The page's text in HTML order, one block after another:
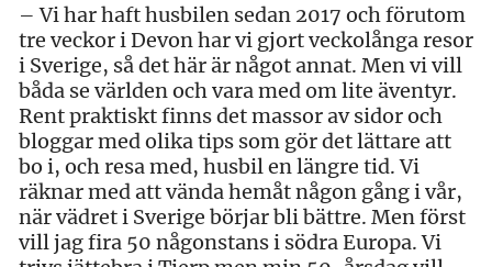
– Vi har haft husbilen sedan 2017 och förutom
tre veckor i Devon har vi gjort veckolånga resor
i Sverige, så det här är något annat. Men vi vill
båda se världen och vara med om lite äventyr.
Rent praktiskt finns det massor av sidor och
bloggar med olika tips som gör det lättare att
bo i, och resa med, husbil en längre tid. Vi
räknar med att vända hemåt någon gång i vår,
när vädret i Sverige börjar bli bättre. Men först
vill jag fira 50 någonstans i södra Europa. Vi